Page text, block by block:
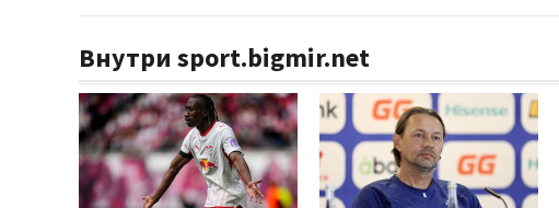
Внутри sport.bigmir.net